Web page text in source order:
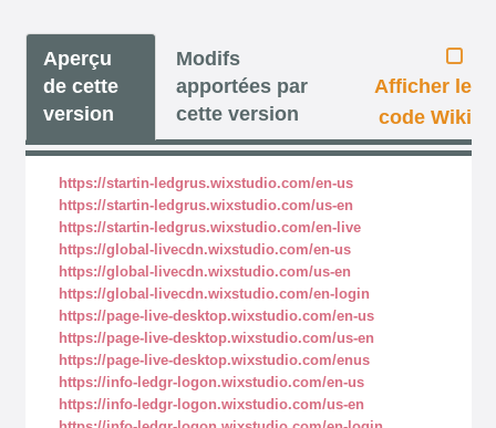
Aperçu
de cette
version
Modifs
apportées par
cette version
Afficher le
code Wiki